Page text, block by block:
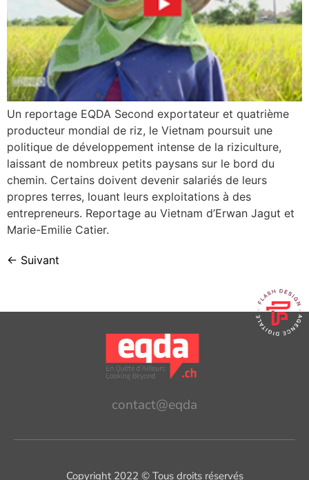
Un reportage EQDA Second exportateur et quatrième
producteur mondial de riz, le Vietnam poursuit une
politique de développement intense de la riziculture,
laissant de nombreux petits paysans sur le bord du
chemin. Certains doivent devenir salariés de leurs
propres terres, louant leurs exploitations à des
entrepreneurs. Reportage au Vietnam d’Erwan Jagut et
Marie-Emilie Catier.
← Suivant
contact@eqda
Copyright 2022 © Tous droits réservés